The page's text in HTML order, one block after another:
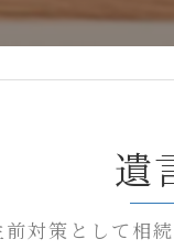
遺
前対策として相